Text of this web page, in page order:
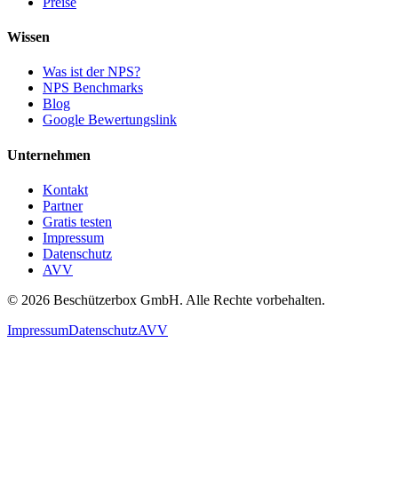
Wissen
Was ist der NPS?
NPS Benchmarks
Blog
Google Bewertungslink
Unternehmen
Kontakt
Partner
Gratis testen
Impressum
Datenschutz
AVV
© 2026 Beschützerbox GmbH. Alle Rechte vorbehalten.
ImpressumDatenschutzAVV